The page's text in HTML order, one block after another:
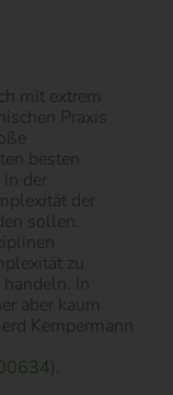
mit extrem
Praxis
besten
in der
der
sollen.
zu
In
aber kaum
Kempermann
).